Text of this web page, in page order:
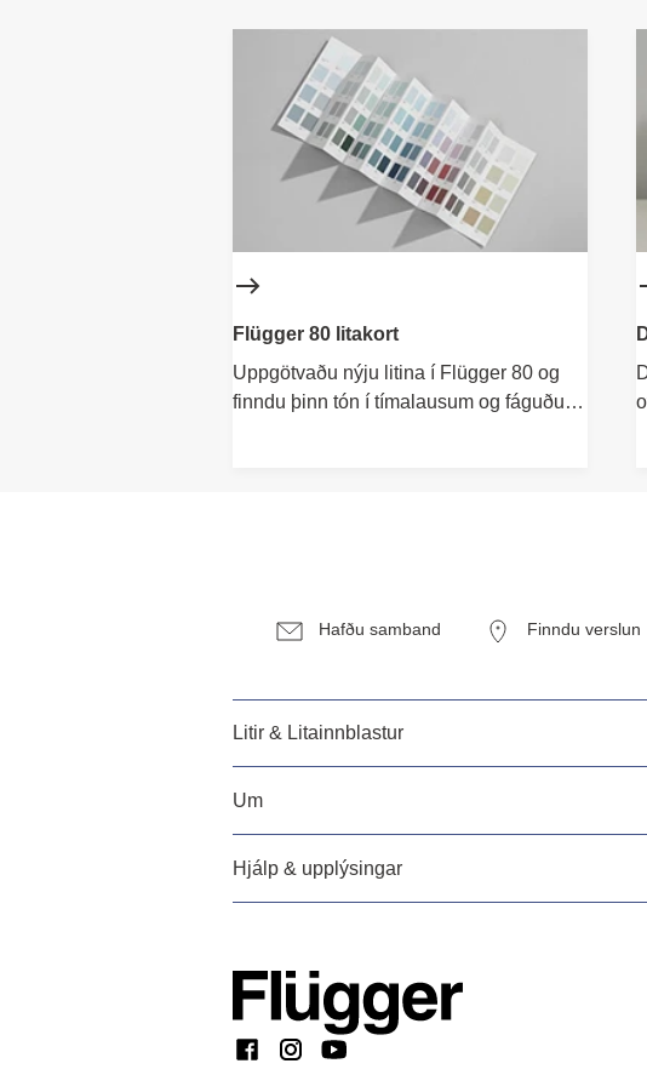
Flügger 80 litakort
Uppgötvaðu nýju litina í Flügger 80 og
finndu þinn tón í tímalausum og fáguðum
Hafðu samband Finndu verslun
Litir & Litainnblastur
Um
Hjálp & upplýsingar